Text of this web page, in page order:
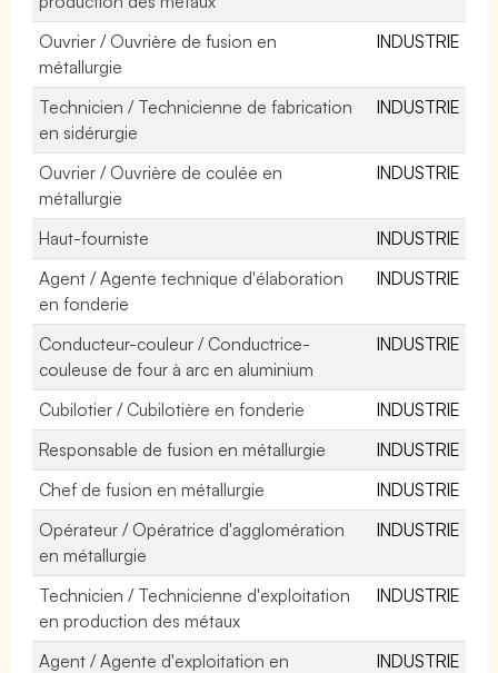
Ouvrier / Ouvrière de fusion en
métallurgie
INDUSTRIE
Technicien / Technicienne de fabrication
en sidérurgie
INDUSTRIE
Ouvrier / Ouvrière de coulée en
métallurgie
INDUSTRIE
Haut-fourniste
INDUSTRIE
Agent / Agente technique d'élaboration
en fonderie
INDUSTRIE
Conducteur-couleur / Conductrice-
couleuse de four à arc en aluminium
INDUSTRIE
Cubilotier / Cubilotière en fonderie
INDUSTRIE
Responsable de fusion en métallurgie
INDUSTRIE
Chef de fusion en métallurgie
INDUSTRIE
Opérateur / Opératrice d'agglomération
en métallurgie
INDUSTRIE
Technicien / Technicienne d'exploitation
en production des métaux
INDUSTRIE
Agent / Agente d'exploitation en
INDUSTRIE